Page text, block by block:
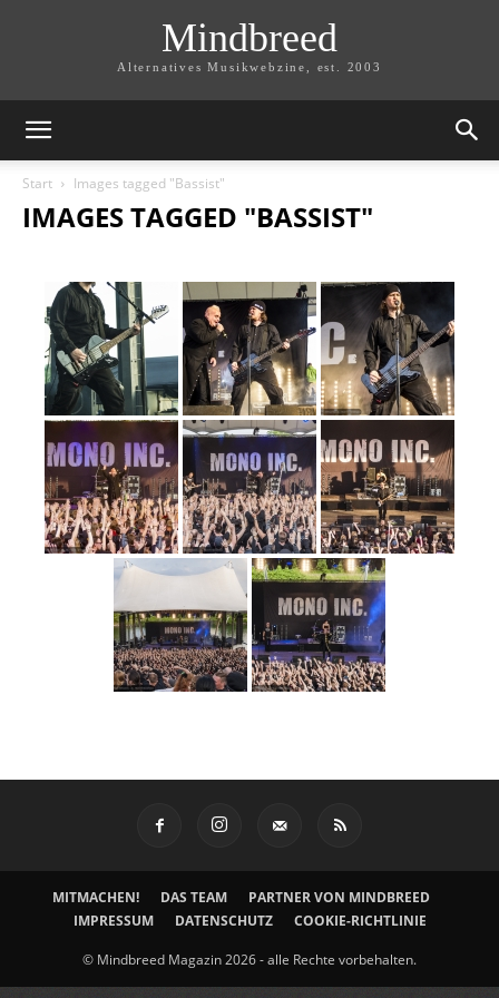
Mindbreed
Alternatives Musikwebzine, est. 2003
Start Images tagged "Bassist"
IMAGES TAGGED "BASSIST"
MITMACHEN! DAS TEAM
PARTNER VON MINDBREED
IMPRESSUM
DATENSCHUTZ COOKIE-RICHTLINIE
© Mindbreed Magazin 2026 - alle Rechte vorbehalten.